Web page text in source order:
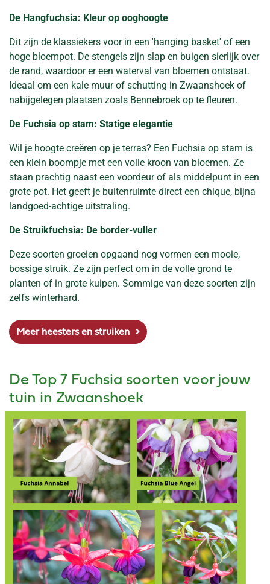
De Hangfuchsia: Kleur op ooghoogte
Dit zijn de klassiekers voor in een 'hanging basket' of een
hoge bloempot. De stengels zijn slap en buigen sierlijk over
de rand, waardoor er een waterval van bloemen ontstaat.
Ideaal om een kale muur of schutting in Zwaanshoek of
nabijgelegen plaatsen zoals Bennebroek op te fleuren.
De Fuchsia op stam: Statige elegantie
Wil je hoogte creëren op je terras? Een Fuchsia op stam is
een klein boompje met een volle kroon van bloemen. Ze
staan prachtig naast een voordeur of als middelpunt in een
grote pot. Het geeft je buitenruimte direct een chique, bijna
landgoed-achtige uitstraling.
De Struikfuchsia: De border-vuller
Deze soorten groeien opgaand nog vormen een mooie,
bossige struik. Ze zijn perfect om in de volle grond te
planten of in grote kuipen. Sommige van deze soorten zijn
zelfs winterhard.
Meer heesters en struiken
De Top 7 Fuchsia soorten voor jouw
tuin in Zwaanshoek